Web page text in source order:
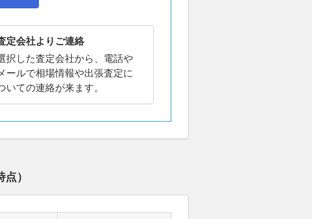
定会社よりご連絡
択した査定会社から、電話や
ールで相場情報や出張査定に
いての連絡が来ます。
点）